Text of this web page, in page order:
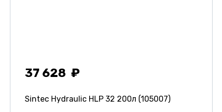
37 628
Sintec Hydraulic HLP 32 200л (105007)